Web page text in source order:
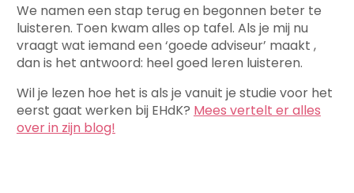
We namen een stap terug en begonnen beter te
luisteren. Toen kwam alles op tafel. Als je mij nu
vraagt wat iemand een ‘goede adviseur’ maakt ,
dan is het antwoord: heel goed leren luisteren.
Wil je lezen hoe het is als je vanuit je studie voor het
eerst gaat werken bij EHdK? Mees vertelt er alles
over in zijn blog!